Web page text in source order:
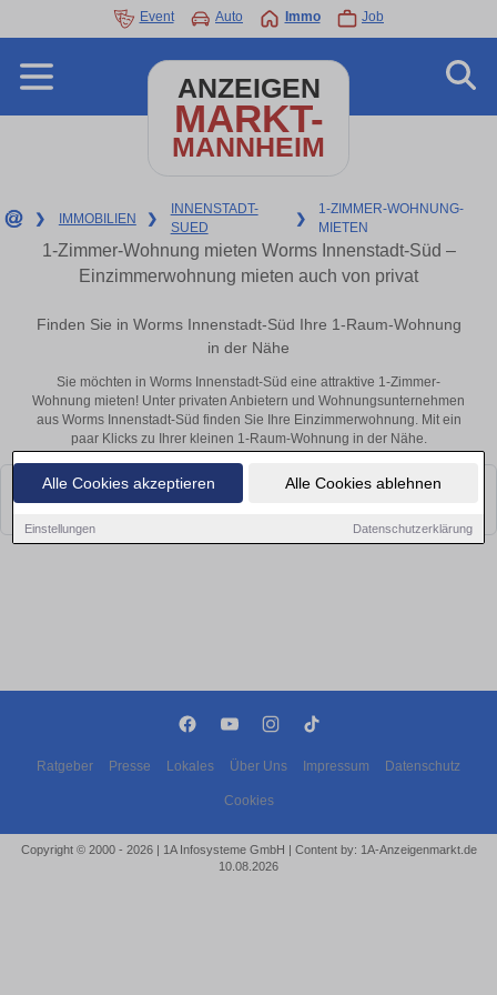
Alle Cookies akzeptieren Alle Cookies ablehnen
Einstellungen Datenschutzerklärung
Event Auto Immo Job
ANZEIGEN
MARKT-
MANNHEIM
❯ IMMOBILIEN ❯
INNENSTADT-
SUED
❯
1-ZIMMER-WOHNUNG-
MIETEN
1-Zimmer-Wohnung mieten Worms Innenstadt-Süd –
Einzimmerwohnung mieten auch von privat
Finden Sie in Worms Innenstadt-Süd Ihre 1-Raum-Wohnung
in der Nähe
Sie möchten in Worms Innenstadt-Süd eine attraktive 1-Zimmer-
Wohnung mieten! Unter privaten Anbietern und Wohnungsunternehmen
aus Worms Innenstadt-Süd finden Sie Ihre Einzimmerwohnung. Mit ein
paar Klicks zu Ihrer kleinen 1-Raum-Wohnung in der Nähe.
Leider konnten wir derzeit keine passenden Objekte finden. Schauen Sie
Ratgeber Presse Lokales Über Uns Impressum Datenschutz
Cookies
Copyright © 2000 - 2026 | 1A Infosysteme GmbH | Content by: 1A-Anzeigenmarkt.de
10.08.2026